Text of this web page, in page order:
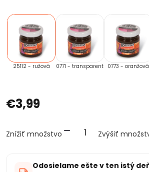
25112 - ružová 0771 - transparent 0773 - oranžová
€3,99
Znížiť množstvo Zvýšiť
Odosielame ešte v ten istý